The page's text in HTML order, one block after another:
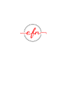
indhold